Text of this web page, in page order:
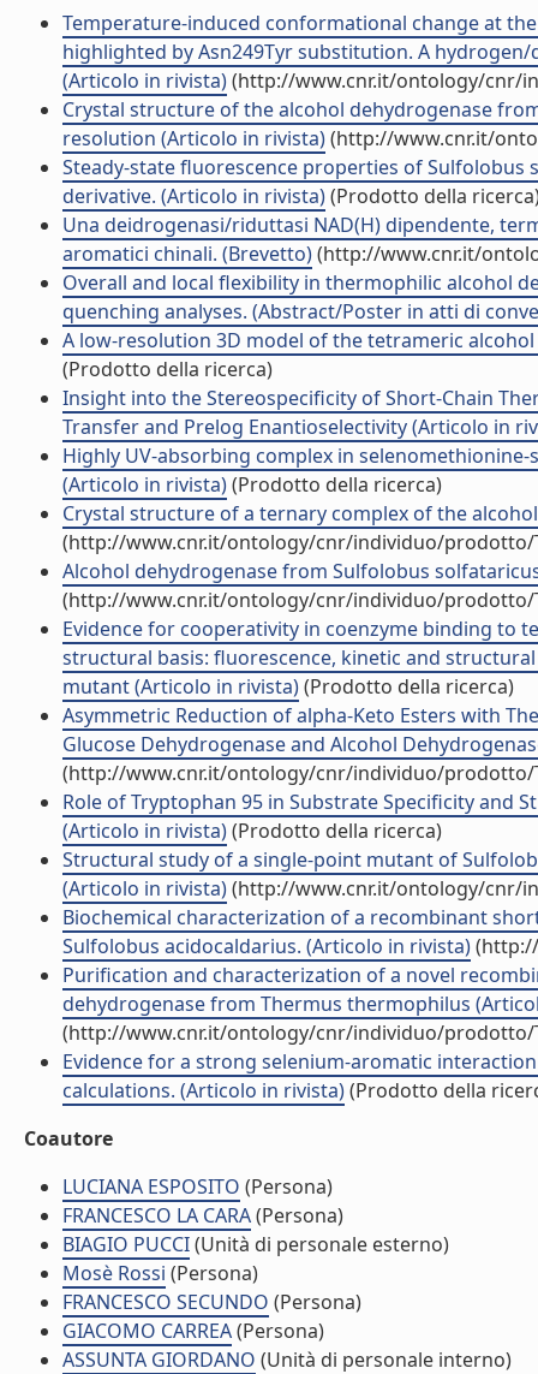
Temperature-induced conformational change at
highlighted by Asn249Tyr substitution. A
(Articolo in rivista)(http://www.cnr.it/ontology/cnr/
Crystal structure of the alcohol dehydrogenase
resolution (Articolo in rivista)(http://www.cnr.it/
Steady-state fluorescence properties of
derivative. (Articolo in rivista)(Prodotto della
Una deidrogenasi/riduttasi NAD(H) dipendente,
aromatici chinali. (Brevetto)(http://www.cnr.it/
Overall and local flexibility in thermophilic alcohol
quenching analyses. (Abstract/Poster in atti di
A low-resolution 3D model of the tetrameric
(Prodotto della ricerca)
Insight into the Stereospecificity of Short-Chain
Transfer and Prelog Enantioselectivity (Articolo in
Highly UV-absorbing complex in
(Articolo in rivista)(Prodotto della ricerca)
Crystal structure of a ternary complex of the
(http://www.cnr.it/ontology/cnr/individuo/prodotto/
Alcohol dehydrogenase from Sulfolobus
(http://www.cnr.it/ontology/cnr/individuo/prodotto/
Evidence for cooperativity in coenzyme binding to
structural basis: fluorescence, kinetic and
mutant (Articolo in rivista)(Prodotto della ricerca)
Asymmetric Reduction of alpha-Keto Esters with
Glucose Dehydrogenase and Alcohol
(http://www.cnr.it/ontology/cnr/individuo/prodotto/
Role of Tryptophan 95 in Substrate Specificity and
(Articolo in rivista)(Prodotto della ricerca)
Structural study of a single-point mutant of
(Articolo in rivista)(http://www.cnr.it/ontology/cnr/
Biochemical characterization of a recombinant
Sulfolobus acidocaldarius. (Articolo in rivista)
Purification and characterization of a novel
dehydrogenase from Thermus thermophilus
(http://www.cnr.it/ontology/cnr/individuo/prodotto/
Evidence for a strong selenium-aromatic
calculations. (Articolo in rivista)(Prodotto della
Coautore
LUCIANA ESPOSITO (Persona)
FRANCESCO LA CARA(Persona)
BIAGIO PUCCI(Unità di personale esterno)
Mosè Rossi (Persona)
FRANCESCO SECUNDO (Persona)
GIACOMO CARREA(Persona)
ASSUNTA GIORDANO (Unità di personale interno)